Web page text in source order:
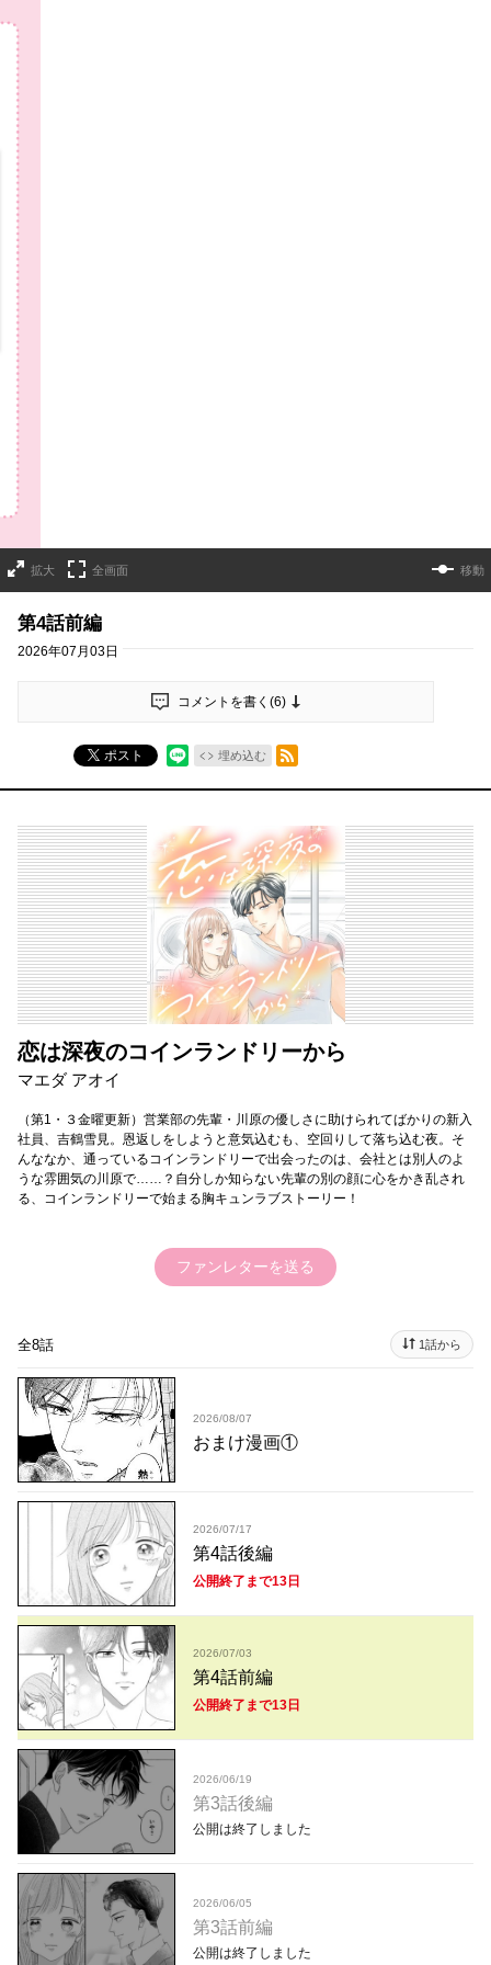
拡大 全画面 移動
第4話前編
2026年07月03日
コメントを書く(6)
ポスト 埋め込む
RSSフィード
恋は深夜のコインランドリーから
マエダ アオイ
（第1・３金曜更新）営業部の先輩・川原の優しさに助けられてばかりの新入
社員、吉鶴雪見。恩返しをしようと意気込むも、空回りして落ち込む夜。そ
んななか、通っているコインランドリーで出会ったのは、会社とは別人のよ
うな雰囲気の川原で……？自分しか知らない先輩の別の顔に心をかき乱され
る、コインランドリーで始まる胸キュンラブストーリー！
ファンレターを送る
全8話 1話から
2026/08/07
おまけ漫画①
2026/07/17
第4話後編
公開終了まで13日
2026/07/03
第4話前編
公開終了まで13日
2026/06/19
第3話後編
公開は終了しました
2026/06/05
第3話前編
公開は終了しました